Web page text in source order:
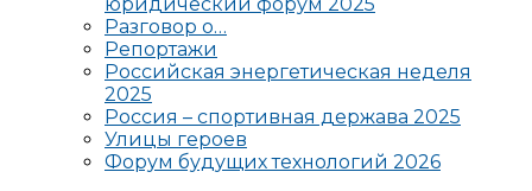
Разговор о…
Репортажи
Российская энергетическая неделя
2025
Россия – спортивная держава 2025
Улицы героев
Форум будущих технологий 2026